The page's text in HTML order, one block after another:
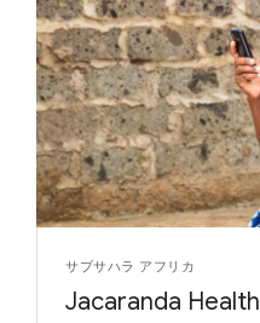
サブサハラ アフリカ
Jacaranda Health